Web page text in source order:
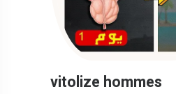
vitolize hommes